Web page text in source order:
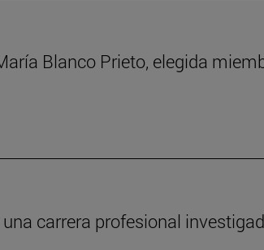
Blanco Prieto, elegida
carrera profesional